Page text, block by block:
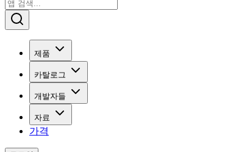
제품
카탈로그
개발자들
자료
가격